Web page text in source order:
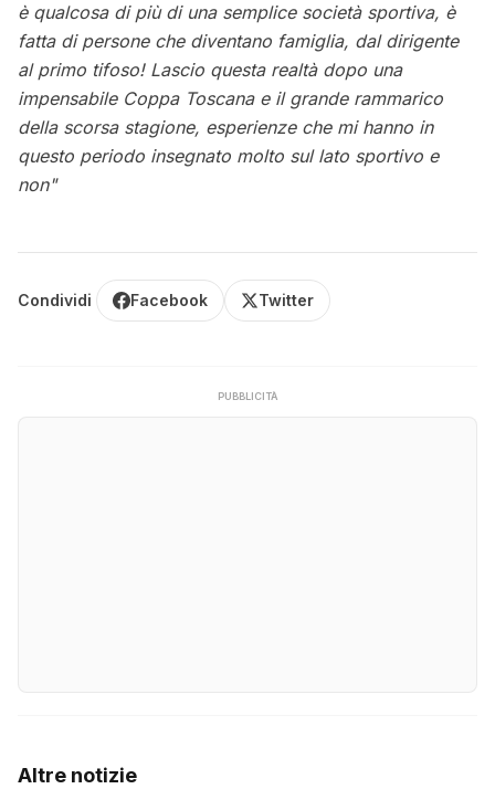
è qualcosa di più di una semplice società sportiva, è
fatta di persone che diventano famiglia, dal dirigente
al primo tifoso! Lascio questa realtà dopo una
impensabile Coppa Toscana e il grande rammarico
della scorsa stagione, esperienze che mi hanno in
questo periodo insegnato molto sul lato sportivo e
non"
Condividi Facebook Twitter
PUBBLICITÀ
Altre notizie